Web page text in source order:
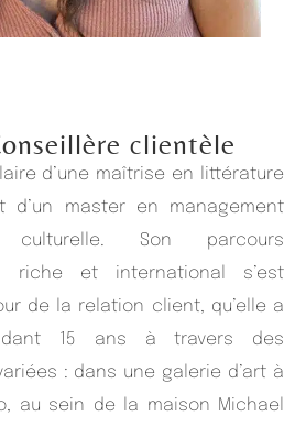
clientèle
d’une maîtrise en littérature
d’un master en management
culturelle. Son parcours
riche et international s’est
de la relation client, qu’elle a
15 ans à travers des
: dans une galerie d’art à
au sein de la maison Michael